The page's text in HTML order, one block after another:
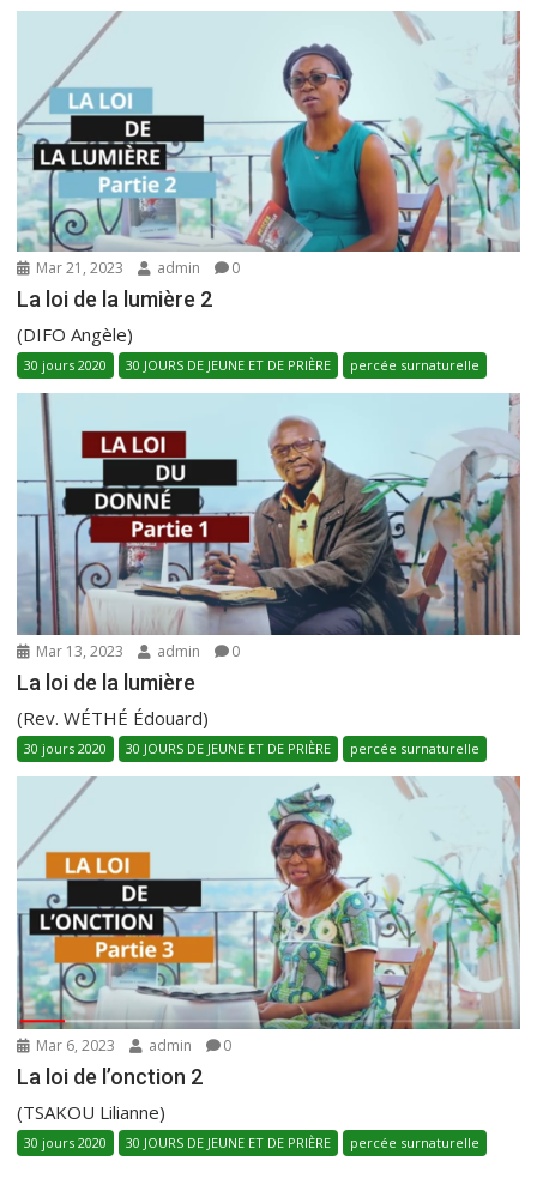
Mar 21, 2023 admin 0
La loi de la lumière 2
(DIFO Angèle)
30 jours 2020 30 JOURS DE JEUNE ET DE PRIÈRE percée surnaturelle
Mar 13, 2023 admin 0
La loi de la lumière
(Rev. WÉTHÉ Édouard)
30 jours 2020 30 JOURS DE JEUNE ET DE PRIÈRE percée surnaturelle
Mar 6, 2023 admin 0
La loi de l’onction 2
(TSAKOU Lilianne)
30 jours 2020 30 JOURS DE JEUNE ET DE PRIÈRE percée surnaturelle